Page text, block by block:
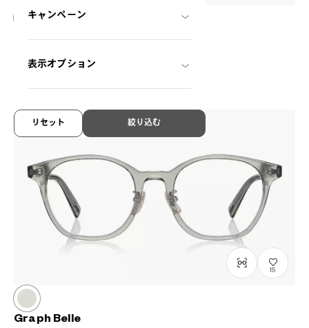
キャンペーン
表示オプション
絞り込む
リセット
Graph Belle
¥11,800 税込
15
Graph Belle